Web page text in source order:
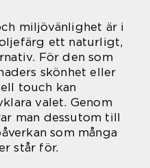
miljövänlighet är i
ett naturligt,
För den som
skönhet eller
touch kan
valet. Genom
man dessutom till
som många
står för.